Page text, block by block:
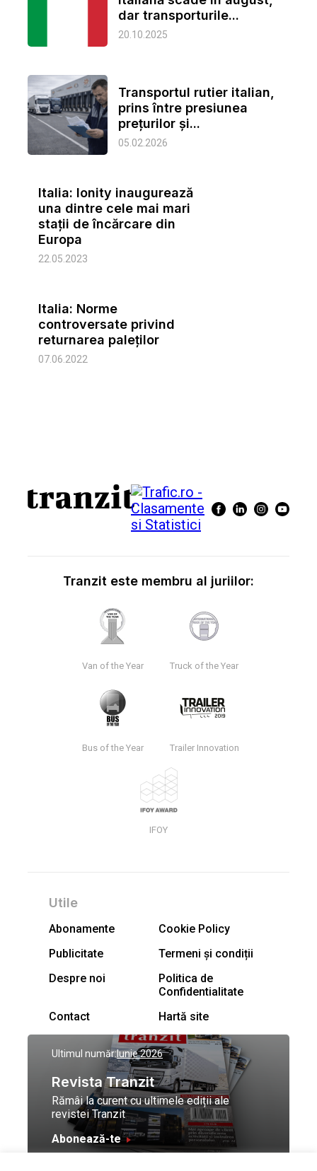
dar transporturile...
20.10.2025
Transportul rutier italian,
prins între presiunea
prețurilor și...
05.02.2026
Italia: Ionity inaugurează
una dintre cele mai mari
stații de încărcare din
Europa
22.05.2023
Italia: Norme
controversate privind
returnarea paleților
07.06.2022
Tranzit este membru al juriilor:
Van of the Year Truck of the Year
Bus of the Year Trailer Innovation
IFOY
Utile
Abonamente
Cookie Policy
Publicitate
Termeni și condiții
Despre noi
Politica de
Confidentialitate
Contact
Hartă site
Ultimul număr:Iunie 2026
Revista Tranzit
Rămâi la curent cu ultimele ediții ale
revistei Tranzit
Abonează-te